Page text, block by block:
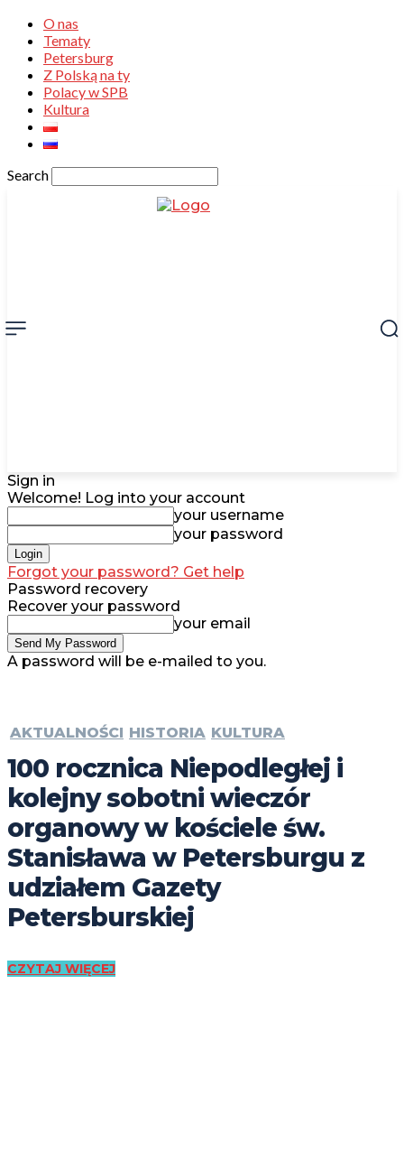
O nas
Tematy
Petersburg
Z Polską na ty
Polacy w SPB
Kultura
Search
Sign in
Welcome! Log into your account
your username
your password
Forgot your password? Get help
Password recovery
Recover your password
your email
A password will be e-mailed to you.
AKTUALNOŚCI HISTORIA KULTURA
100 rocznica Niepodległej i
kolejny sobotni wieczór
organowy w kościele św.
Stanisława w Petersburgu z
udziałem Gazety
Petersburskiej
CZYTAJ WIĘCEJ